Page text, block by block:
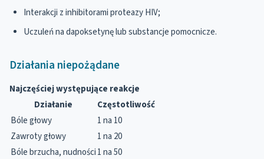
Interakcji z inhibitorami proteazy HIV;
Uczuleń na dapoksetynę lub substancje pomocnicze.
Działania niepożądane
Najczęściej występujące reakcje
Działanie
Częstotliwość
Bóle głowy
1 na 10
Zawroty głowy
1 na 20
Bóle brzucha, nudności1 na 50